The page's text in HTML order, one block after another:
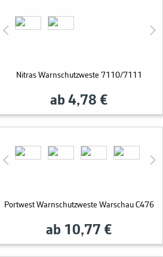
Nitras Warnschutzweste 7110/7111
ab 4,78 €
Portwest Warnschutzweste Warschau C476
ab 10,77 €